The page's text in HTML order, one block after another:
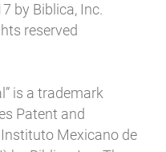
by Biblica, Inc.
reserved
is a trademark
Patent and
Mexicano de